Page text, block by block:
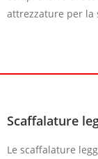
attrezzature per la
Scaffalature
Le scaffalature